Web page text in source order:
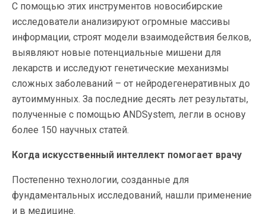
С помощью этих инструментов новосибирские
исследователи анализируют огромные массивы
информации, строят модели взаимодействия белков,
выявляют новые потенциальные мишени для
лекарств и исследуют генетические механизмы
сложных заболеваний – от нейродегенеративных до
аутоиммунных. За последние десять лет результаты,
полученные с помощью ANDSystem, легли в основу
более 150 научных статей.
Когда искусственный интеллект помогает врачу
Постепенно технологии, созданные для
фундаментальных исследований, нашли применение
и в медицине.